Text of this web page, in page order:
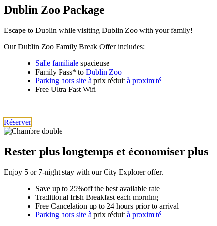
Dublin Zoo Package
Escape to Dublin while visiting Dublin Zoo with your family!
Our Dublin Zoo Family Break Offer includes:
Salle familiale spacieuse
Family Pass* to Dublin Zoo
Parking hors site à prix réduit à proximité
Free Ultra Fast Wifi
Réserver
Rester plus longtemps et économiser plus
Enjoy 5 or 7-night stay with our City Explorer offer.
Save up to 25%off the best available rate
Traditional Irish Breakfast each morning
Free Cancelation up to 24 hours prior to arrival
Parking hors site à prix réduit à proximité